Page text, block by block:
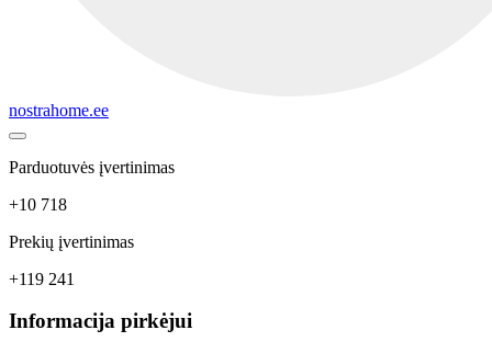
nostrahome.ee
Parduotuvės įvertinimas
+10 718
Prekių įvertinimas
+119 241
Informacija pirkėjui